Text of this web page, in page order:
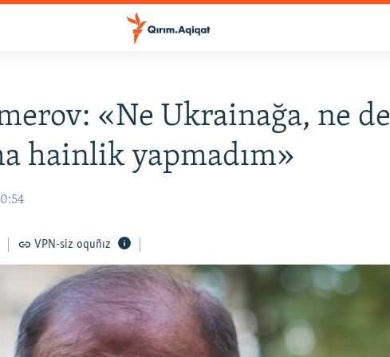
«Ne Ukrainağa, ne de
hainlik yapmadım»
VPN-siz oquñız